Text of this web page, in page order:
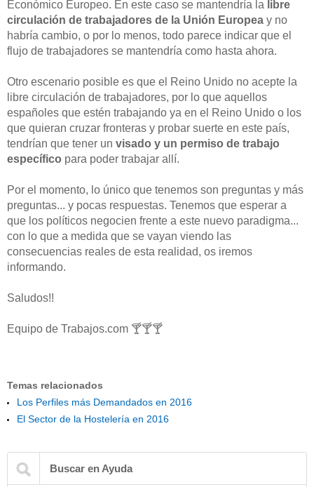
Económico Europeo. En este caso se mantendría la libre
circulación de trabajadores de la Unión Europea y no
habría cambio, o por lo menos, todo parece indicar que el
flujo de trabajadores se mantendría como hasta ahora.
Otro escenario posible es que el Reino Unido no acepte la
libre circulación de trabajadores, por lo que aquellos
españoles que estén trabajando ya en el Reino Unido o los
que quieran cruzar fronteras y probar suerte en este país,
tendrían que tener un visado y un permiso de trabajo
específico para poder trabajar allí.
Por el momento, lo único que tenemos son preguntas y más
preguntas... y pocas respuestas. Tenemos que esperar a
que los políticos negocien frente a este nuevo paradigma...
con lo que a medida que se vayan viendo las
consecuencias reales de esta realidad, os iremos
informando.
Saludos!!
Equipo de Trabajos.com 🍸🍸🍸
Temas relacionados
Los Perfiles más Demandados en 2016
El Sector de la Hostelería en 2016
Buscar en Ayuda